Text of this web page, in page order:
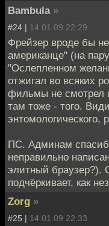
Bambula »
#24 | 14.01.09 22:29
Фрейзер вроде бы
американце" (на
"Ослепленном
отжигал во всяких
фильмы не смотрел
там тоже - того.
энтомологического,
ПС. Админам
неправильно
элитный браузер?).
подчёркивает, как
Zorg »
#25 | 14.01.09 22:33